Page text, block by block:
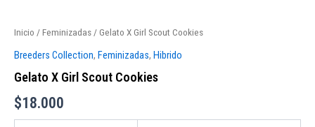
Inicio / Feminizadas / Gelato X Girl Scout Cookies
Breeders Collection, Feminizadas, Hibrido
Gelato X Girl Scout Cookies
$18.000